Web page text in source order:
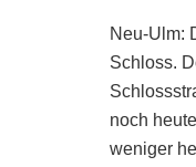
Neu-Ulm:
Schloss.
noch
weniger